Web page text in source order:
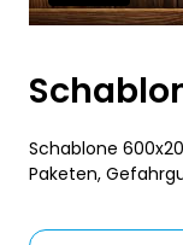
Schablone
Paketen,